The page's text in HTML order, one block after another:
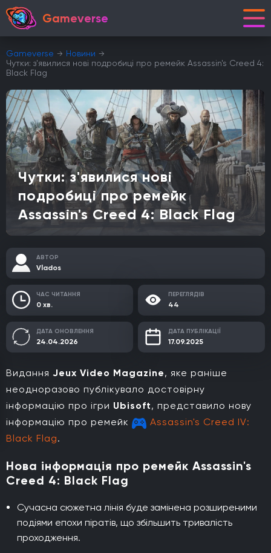
Gameverse
Gameverse
Новини
Чутки: з'явилися нові подробиці про ремейк Assassin's Creed 4:
Black Flag
Чутки: з'явилися нові
подробиці про ремейк
Assassin's Creed 4: Black Flag
АВТОР
Vlados
ЧАС ЧИТАННЯ
0 хв.
ПЕРЕГЛЯДІВ
44
ДАТА ОНОВЛЕННЯ
24.04.2026
ДАТА ПУБЛІКАЦІЇ
17.09.2025
Видання Jeux Video Magazine, яке раніше
неодноразово публікувало достовірну
інформацію про ігри Ubisoft, представило нову
інформацію про ремейк
Assassin's Creed IV:
Black Flag.
Нова інформація про ремейк Assassin's
Creed 4: Black Flag
Сучасна сюжетна лінія буде замінена розширеними
подіями епохи піратів, що збільшить тривалість
проходження.